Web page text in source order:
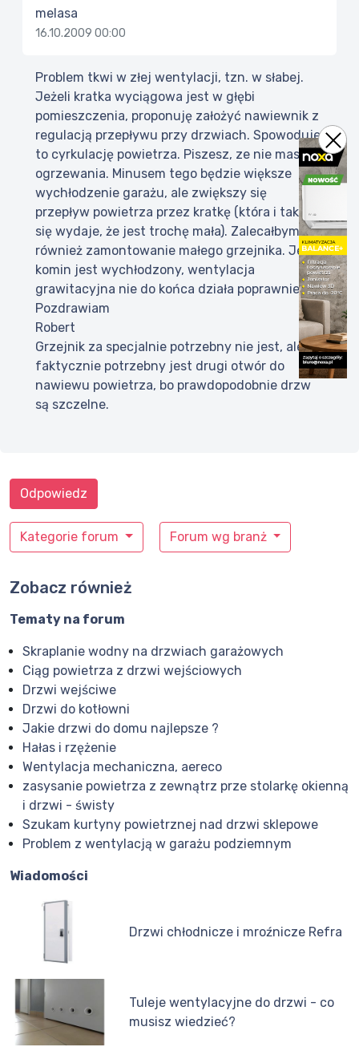
melasa
16.10.2009 00:00
Problem tkwi w złej wentylacji, tzn. w słabej.
Jeżeli kratka wyciągowa jest w głębi
pomieszczenia, proponuję założyć nawiewnik z
regulacją przepływu przy drzwiach. Spowoduje
to cyrkulację powietrza. Piszesz, ze nie masz
ogrzewania. Minusem tego będzie większe
wychłodzenie garażu, ale zwiększy się
przepływ powietrza przez kratkę (która i tak mi
się wydaje, że jest trochę mała). Zalecałbym
również zamontowanie małego grzejnika. Jeżeli
komin jest wychłodzony, wentylacja
grawitacyjna nie do końca działa poprawnie.
Pozdrawiam
Robert
Grzejnik za specjalnie potrzebny nie jest, ale
faktycznie potrzebny jest drugi otwór do
nawiewu powietrza, bo prawdopodobnie drzw
są szczelne.
Kategorie forum Forum wg branż
Odpowiedz
Zobacz również
Tematy na forum
Skraplanie wodny na drzwiach garażowych
Ciąg powietrza z drzwi wejściowych
Drzwi wejściwe
Drzwi do kotłowni
Jakie drzwi do domu najlepsze ?
Hałas i rzężenie
Wentylacja mechaniczna, aereco
zasysanie powietrza z zewnątrz prze stolarkę okienną
i drzwi - świsty
Szukam kurtyny powietrznej nad drzwi sklepowe
Problem z wentylacją w garażu podziemnym
Wiadomości
Drzwi chłodnicze i mroźnicze Refra
Tuleje wentylacyjne do drzwi - co
musisz wiedzieć?